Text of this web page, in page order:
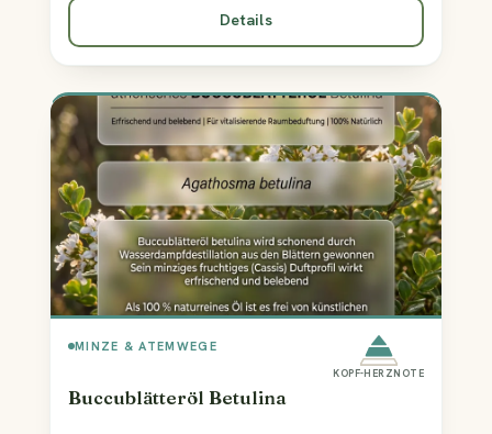
Details
MINZE & ATEMWEGE
KOPF-HERZNOTE
Buccublätteröl Betulina